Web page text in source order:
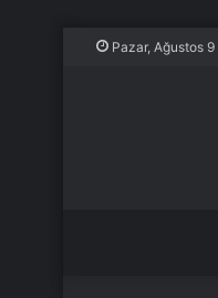
Pazar, Ağustos